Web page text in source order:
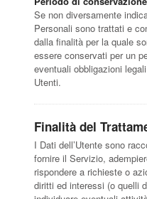
Se non diversamente
Personali sono trattati e
dalla finalità per la quale
essere conservati per un
eventuali obbligazioni
Utenti.
Finalità del
I Dati dell’Utente sono
fornire il Servizio,
rispondere a richieste o
diritti ed interessi (o quelli